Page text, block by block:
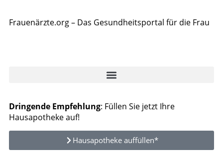
Frauenärzte.org – Das Gesundheitsportal für die Frau
Dringende Empfehlung: Füllen Sie jetzt Ihre
Hausapotheke auf!
Hausapotheke auffüllen*